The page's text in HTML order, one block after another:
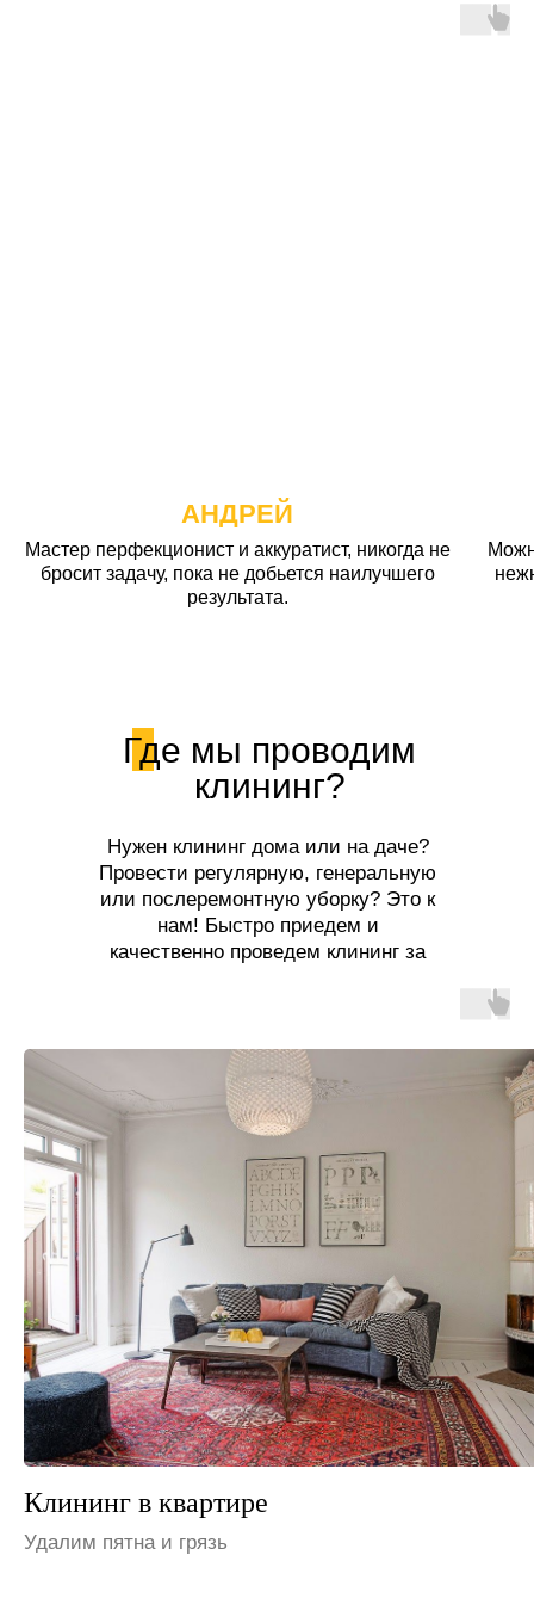
АНДРЕЙ
Мастер перфекционист и аккуратист, никогда не
бросит задачу, пока не добьется наилучшего
результата.
Где мы проводим
клининг?
Нужен клининг дома или на даче?
Провести регулярную, генеральную
или послеремонтную уборку? Это к
нам! Быстро приедем и
качественно проведем клининг за
Клининг на даче
Устраним неприятные запахи